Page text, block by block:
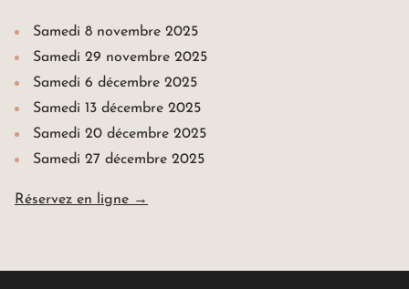
Samedi 8 novembre 2025
Samedi 29 novembre 2025
Samedi 6 décembre 2025
Samedi 13 décembre 2025
Samedi 20 décembre 2025
Samedi 27 décembre 2025
Réservez en ligne →
Autograph Collection *****
67000 Strasbourg France
+33(0)3 88 32 08 60
info@maison-rouge.com